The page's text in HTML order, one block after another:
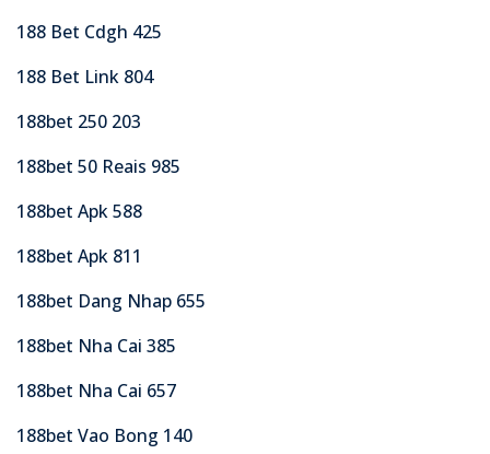
188 Bet Cdgh 425
188 Bet Link 804
188bet 250 203
188bet 50 Reais 985
188bet Apk 588
188bet Apk 811
188bet Dang Nhap 655
188bet Nha Cai 385
188bet Nha Cai 657
188bet Vao Bong 140